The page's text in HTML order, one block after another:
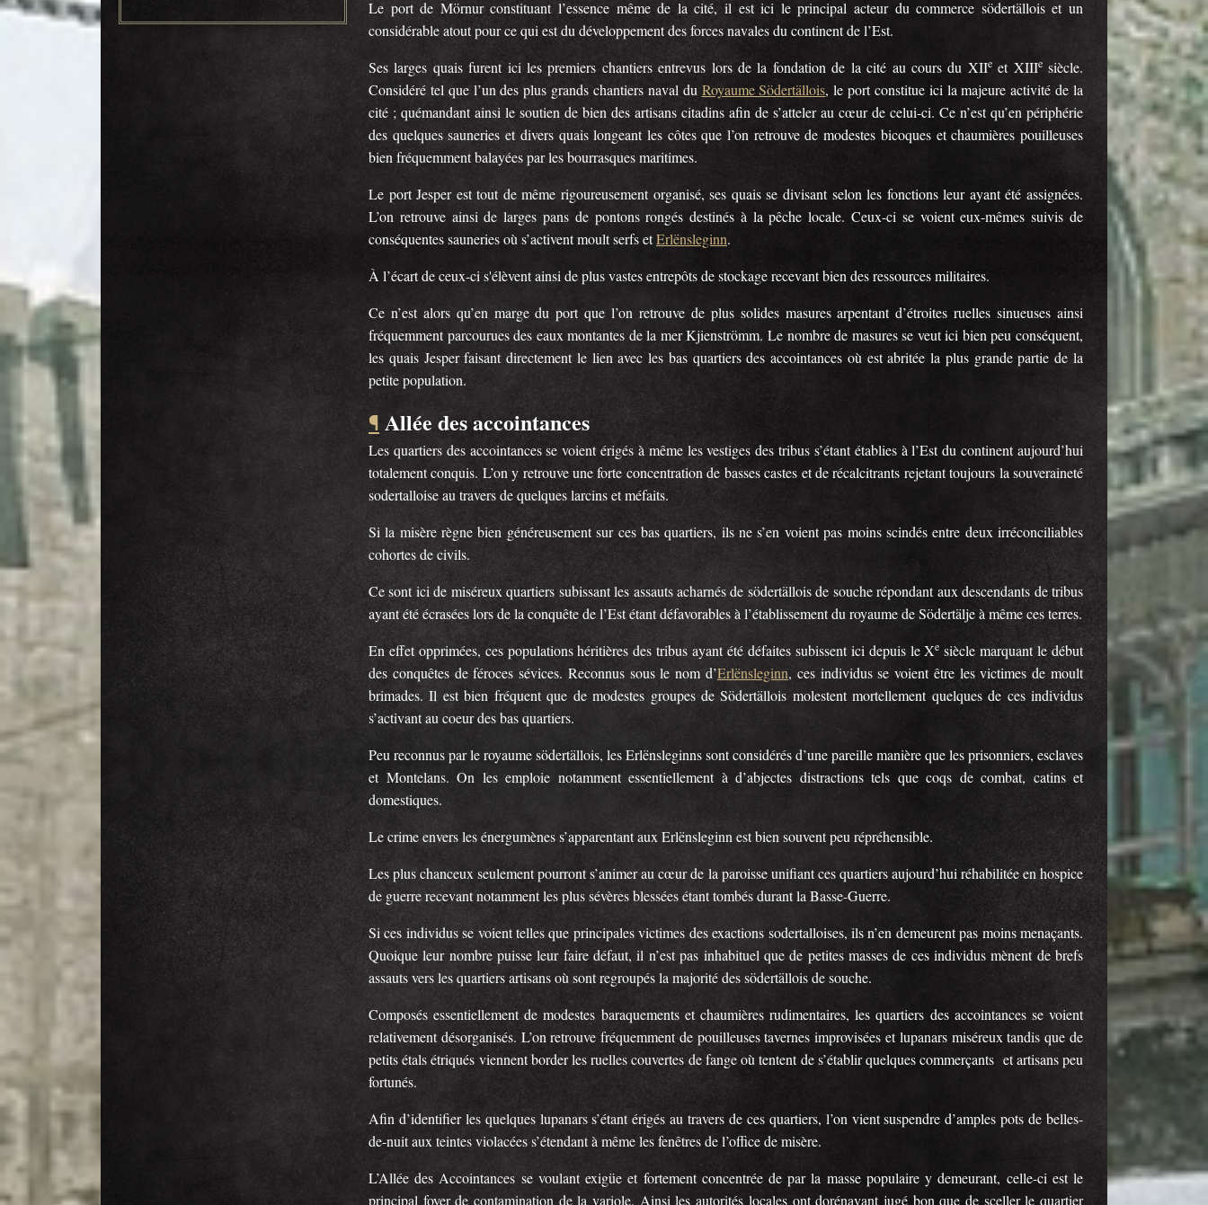
Le port de Mörnur constituant l’essence même de la cité, il est ici le principal acteur du commerce södertällois et un
considérable atout pour ce qui est du développement des forces navales du continent de l’Est.
Ses larges quais furent ici les premiers chantiers entrevus lors de la fondation de la cité au cours du XIIeet XIIIesiècle.
Considéré tel que l’un des plus grands chantiers naval du Royaume Södertällois, le port constitue ici la majeure activité de la
cité ; quémandant ainsi le soutien de bien des artisans citadins afin de s’atteler au cœur de celui-ci. Ce n’est qu’en périphérie
des quelques sauneries et divers quais longeant les côtes que l’on retrouve de modestes bicoques et chaumières pouilleuses
bien fréquemment balayées par les bourrasques maritimes.
Le port Jesper est tout de même rigoureusement organisé, ses quais se divisant selon les fonctions leur ayant été assignées.
L’on retrouve ainsi de larges pans de pontons rongés destinés à la pêche locale. Ceux-ci se voient eux-mêmes suivis de
conséquentes sauneries où s’activent moult serfs etErlënsleginn.
À l’écart de ceux-ci s'élèvent ainsi de plus vastes entrepôts de stockage recevant bien des ressources militaires.
Ce n’est alors qu’en marge du port que l’on retrouve de plus solides masures arpentant d’étroites ruelles sinueuses ainsi
fréquemment parcourues des eaux montantes de la mer Kjienströmm. Le nombre de masures se veut ici bien peu conséquent,
les quais Jesper faisant directement le lien avec les bas quartiers des accointances où est abritée la plus grande partie de la
petite population.
¶ Allée des accointances
Les quartiers des accointances se voient érigés à même les vestiges des tribus s’étant établies à l’Est du continent aujourd’hui
totalement conquis. L’on y retrouve une forte concentration de basses castes et de récalcitrants rejetant toujours la souveraineté
sodertalloise au travers de quelques larcins et méfaits.
Si la misère règne bien généreusement sur ces bas quartiers, ils ne s’en voient pas moins scindés entre deux irréconciliables
cohortes de civils.
Ce sont ici de miséreux quartiers subissant les assauts acharnés de södertällois de souche répondant aux descendants de tribus
ayant été écrasées lors de la conquête de l’Est étant défavorables à l’établissement du royaume de Södertälje à même ces terres.
En effet opprimées, ces populations héritières des tribus ayant été défaites subissent ici depuis le Xe siècle marquant le début
des conquêtes de féroces sévices. Reconnus sous le nom d’Erlënsleginn, ces individus se voient être les victimes de moult
brimades. Il est bien fréquent que de modestes groupes de Södertällois molestent mortellement quelques de ces individus
s’activant au coeur des bas quartiers.
Peu reconnus par le royaume södertällois, les Erlënsleginns sont considérés d’une pareille manière que les prisonniers, esclaves
et Montelans. On les emploie notamment essentiellement à d’abjectes distractions tels que coqs de combat, catins et
domestiques.
Le crime envers les énergumènes s’apparentant aux Erlënsleginn est bien souvent peu répréhensible.
Les plus chanceux seulement pourront s’animer au cœur de la paroisse unifiant ces quartiers aujourd’hui réhabilitée en hospice
de guerre recevant notamment les plus sévères blessées étant tombés durant la Basse-Guerre.
Si ces individus se voient telles que principales victimes des exactions sodertalloises, ils n’en demeurent pas moins menaçants.
Quoique leur nombre puisse leur faire défaut, il n’est pas inhabituel que de petites masses de ces individus mènent de brefs
assauts vers les quartiers artisans où sont regroupés la majorité des södertällois de souche.
Composés essentiellement de modestes baraquements et chaumières rudimentaires, les quartiers des accointances se voient
relativement désorganisés. L’on retrouve fréquemment de pouilleuses tavernes improvisées et lupanars miséreux tandis que de
petits étals étriqués viennent border les ruelles couvertes de fange où tentent de s’établir quelques commerçants et artisans peu
fortunés.
Afin d’identifier les quelques lupanars s’étant érigés au travers de ces quartiers, l’on vient suspendre d’amples pots de belles-
de-nuit aux teintes violacées s’étendant à même les fenêtres de l’office de misère.
L’Allée des Accointances se voulant exigüe et fortement concentrée de par la masse populaire y demeurant, celle-ci est le
principal foyer de contamination de la variole. Ainsi les autorités locales ont dorénavant jugé bon que de sceller le quartier